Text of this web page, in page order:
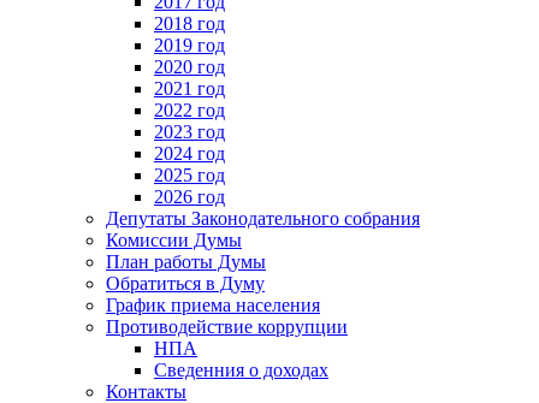
2018 год
2019 год
2020 год
2021 год
2022 год
2023 год
2024 год
2025 год
2026 год
Депутаты Законодательного собрания
Комиссии Думы
План работы Думы
Обратиться в Думу
График приема населения
Противодействие коррупции
НПА
Сведенния о доходах
Контакты